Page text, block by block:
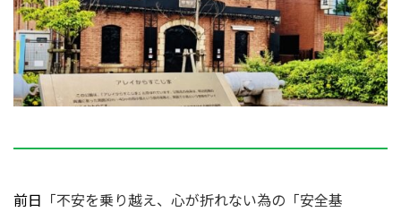
前日 「不安を乗り越え、心が折れない為の「安全基